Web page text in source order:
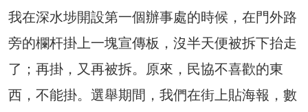
我在深水埗開設第一個辦事處的時候，在門外路
旁的欄杆掛上一塊宣傳板，沒半天便被拆下抬走
了；再掛，又再被拆。原來，民協不喜歡的東
西，不能掛。選舉期間，我們在街上貼海報，數